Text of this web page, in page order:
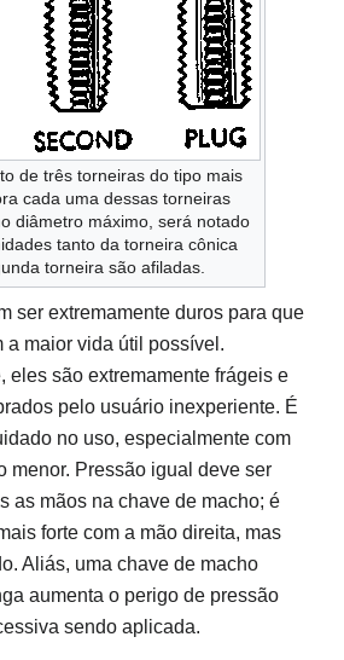
de três torneiras do tipo mais
cada uma dessas torneiras
diâmetro máximo, será notado
tanto da torneira cônica
torneira são afiladas.
ser extremamente duros para que
a maior vida útil possível.
eles são extremamente frágeis e
pelo usuário inexperiente. É
no uso, especialmente com
menor. Pressão igual deve ser
as mãos na chave de macho; é
forte com a mão direita, mas
Aliás, uma chave de macho
aumenta o perigo de pressão
sendo aplicada.